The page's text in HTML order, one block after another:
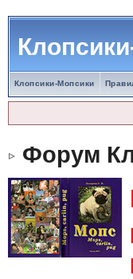
Клопсики-Мопсики
Форум